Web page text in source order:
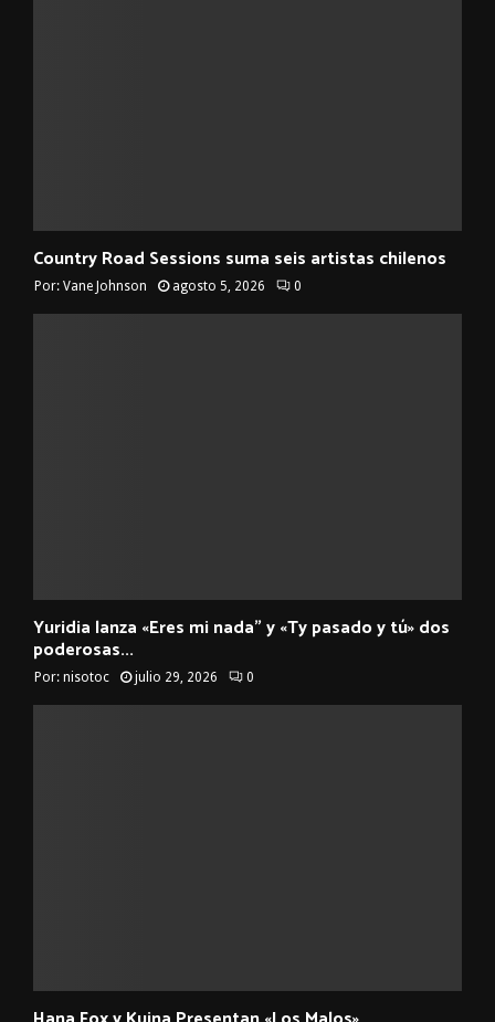
Country Road Sessions suma seis artistas chilenos
Por: Vane Johnson agosto 5, 2026 0
Yuridia lanza «Eres mi nada” y «Ty pasado y tú» dos
poderosas...
Por: nisotoc julio 29, 2026 0